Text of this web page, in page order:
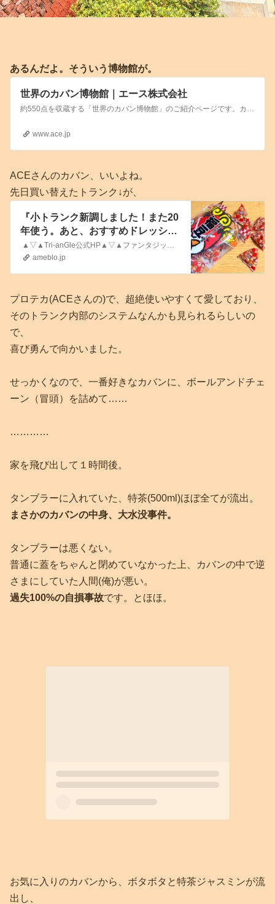
あるんだよ。そういう博物館が。
世界のカバン博物館｜エース株式会社
www.ace.jp
ACEさんのカバン、いいよね。
先日買い替えたトランク↓が、
『小トランク新調しました！また20
年使う。あと、おすすめドレッシン
グ』
▲▽▲Tri-anGle公式HP▲▽▲ファンタジックコメディミュージカル🐿️『他人の飯には骨がある』🐿️2026年3月6(金)-7(土)※早速のチケットのご…
ameblo.jp
プロテカ(ACEさんの)で、超絶使いやすくて愛しており、
そのトランク内部のシステムなんかも見られるらしいの
で、
喜び勇んで向かいました。
せっかくなので、一番好きなカバンに、ボールアンドチェ
ーン（冒頭）を詰めて……
…………
家を飛び出して１時間後。
タンブラーに入れていた、特茶(500ml)ほぼ全てが流出。
まさかのカバンの中身、大水没事件。
タンブラーは悪くない。
普通に蓋をちゃんと閉めていなかった上、カバンの中で逆
さまにしていた人間(俺)が悪い。
過失100%の自損事故です。とほほ。
お気に入りのカバンから、ボタボタと特茶ジャスミンが流
出し、